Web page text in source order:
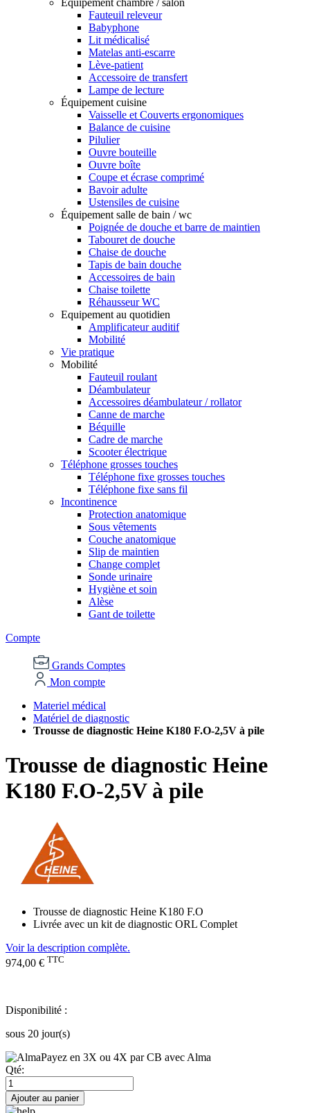
Équipement chambre / salon
Fauteuil releveur
Babyphone
Lit médicalisé
Matelas anti-escarre
Lève-patient
Accessoire de transfert
Lampe de lecture
Équipement cuisine
Vaisselle et Couverts ergonomiques
Balance de cuisine
Pilulier
Ouvre bouteille
Ouvre boîte
Coupe et écrase comprimé
Bavoir adulte
Ustensiles de cuisine
Équipement salle de bain / wc
Poignée de douche et barre de maintien
Tabouret de douche
Chaise de douche
Tapis de bain douche
Accessoires de bain
Chaise toilette
Réhausseur WC
Equipement au quotidien
Amplificateur auditif
Mobilité
Vie pratique
Mobilité
Fauteuil roulant
Déambulateur
Accessoires déambulateur / rollator
Canne de marche
Béquille
Cadre de marche
Scooter électrique
Téléphone grosses touches
Téléphone fixe grosses touches
Téléphone fixe sans fil
Incontinence
Protection anatomique
Sous vêtements
Couche anatomique
Slip de maintien
Change complet
Sonde urinaire
Hygiène et soin
Alèse
Gant de toilette
Compte
Grands Comptes
Mon compte
Materiel médical
Matériel de diagnostic
Trousse de diagnostic Heine K180 F.O-2,5V à pile
Trousse de diagnostic Heine
K180 F.O-2,5V à pile
Trousse de diagnostic Heine K180 F.O
Livrée avec un kit de diagnostic ORL Complet
Voir la description complète.
974,00 € TTC
Disponibilité :
sous 20 jour(s)
Payez en 3X ou 4X par CB avec Alma
Qté:
Ajouter au panier